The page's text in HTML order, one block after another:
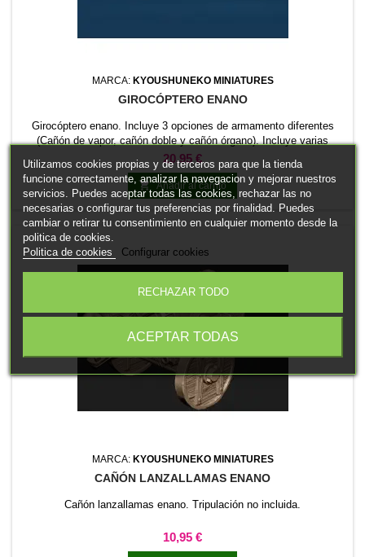
MARCA: KYOUSHUNEKO MINIATURES
GIROCÓPTERO ENANO
Girocóptero enano. Incluye 3 opciones de armamento diferentes
(Cañón de vapor, cañón doble y cañón órgano). Incluye varias
cabezas de piloto y al copiloto. Escoge tu variante: Volando
Aterrizado Sin brazos
Precio
20,95 €
 Añadir al carrito
MARCA: KYOUSHUNEKO MINIATURES
CAÑÓN LANZALLAMAS ENANO
Cañón lanzallamas enano. Tripulación no incluida.
Precio
10,95 €
Utilizamos cookies propias y de terceros para que la tienda
funcione correctamente, analizar la navegacion y mejorar nuestros
servicios. Puedes aceptar todas las cookies, rechazar las no
necesarias o configurar tus preferencias por finalidad. Puedes
cambiar o retirar tu consentimiento en cualquier momento desde la
politica de cookies.
Politica de cookies
Configurar cookies
RECHAZAR TODO
ACEPTAR TODAS